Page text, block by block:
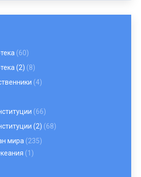
(60)
(2) (8)
(4)
(66)
(2) (68)
мира (235)
(1)